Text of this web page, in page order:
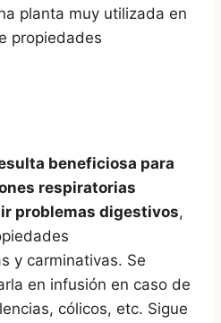
planta muy utilizada en
propiedades
beneficiosa para
respiratorias
problemas digestivos,
y carminativas. Se
en infusión en caso de
cólicos, etc. Sigue